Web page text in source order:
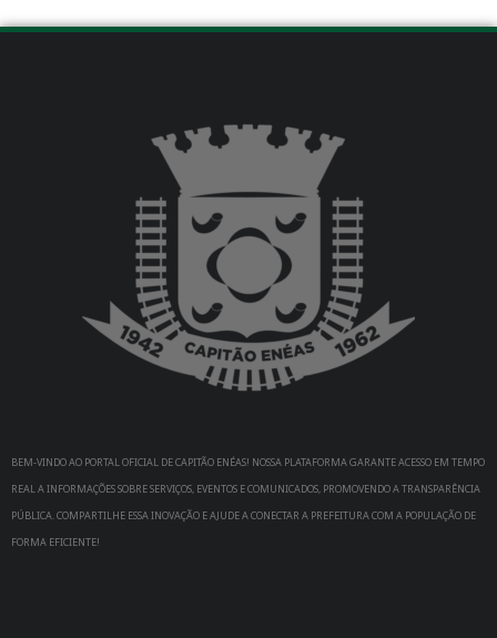
BEM-VINDO AO PORTAL OFICIAL DE CAPITÃO ENÉAS! NOSSA PLATAFORMA GARANTE ACESSO EM TEMPO
REAL A INFORMAÇÕES SOBRE SERVIÇOS, EVENTOS E COMUNICADOS, PROMOVENDO A TRANSPARÊNCIA
PÚBLICA. COMPARTILHE ESSA INOVAÇÃO E AJUDE A CONECTAR A PREFEITURA COM A POPULAÇÃO DE
FORMA EFICIENTE!